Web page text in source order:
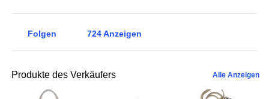
Folgen 724Anzeigen
Produkte des Verkäufers Alle Anzeigen